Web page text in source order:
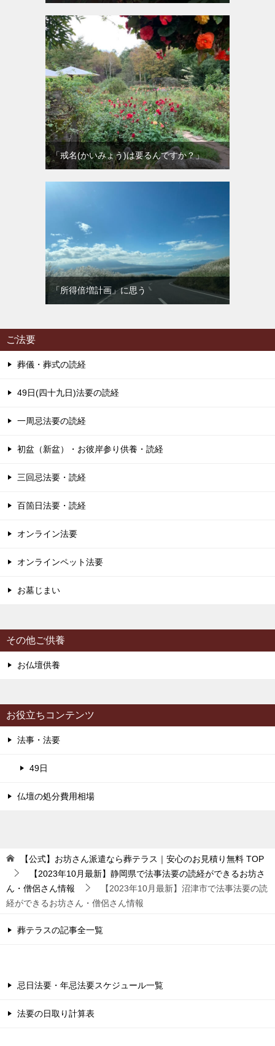
「戒名(かいみょう)は要るんですか？」
「所得倍増計画」に思う
ご法要
葬儀・葬式の読経
49日(四十九日)法要の読経
一周忌法要の読経
初盆（新盆）・お彼岸参り供養・読経
三回忌法要・読経
百箇日法要・読経
オンライン法要
オンラインペット法要
お墓じまい
その他ご供養
お仏壇供養
お役立ちコンテンツ
法事・法要
49日
仏壇の処分費用相場
【公式】お坊さん派遣なら葬テラス｜安心のお見積り無料 TOP
【2023年10月最新】静岡県で法事法要の読経ができるお坊さ
ん・僧侶さん情報
【2023年10月最新】沼津市で法事法要の読
経ができるお坊さん・僧侶さん情報
葬テラスの記事全一覧
忌日法要・年忌法要スケジュール一覧
法要の日取り計算表